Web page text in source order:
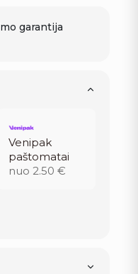
garantija
Venipak
paštomatai
nuo 2.50 €